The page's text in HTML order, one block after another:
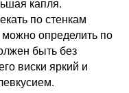
по стенкам
можно определить по
быть без
виски яркий и